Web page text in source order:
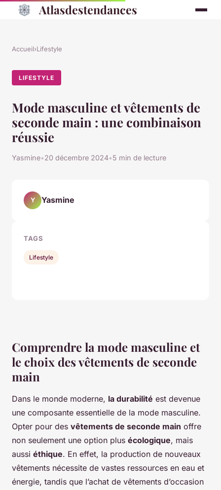
Atlasdestendances
Accueil›Lifestyle
LIFESTYLE
Mode masculine et vêtements de
seconde main : une combinaison
réussie
Yasmine•20 décembre 2024•5 min de lecture
Comprendre la mode masculine et
le choix des vêtements de seconde
main
Dans le monde moderne, la durabilité est devenue
une composante essentielle de la mode masculine.
Opter pour des vêtements de seconde main offre
non seulement une option plus écologique, mais
aussi éthique. En effet, la production de nouveaux
vêtements nécessite de vastes ressources en eau et
énergie, tandis que l’achat de vêtements d’occasion
Y Yasmine
TAGS
Lifestyle